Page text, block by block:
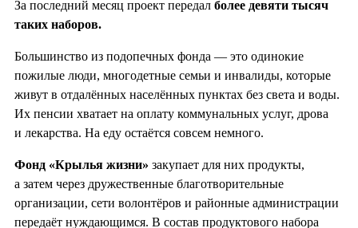
За последний месяц проект передал более девяти тысяч
таких наборов.
Большинство из подопечных фонда — это одинокие
пожилые люди, многодетные семьи и инвалиды, которые
живут в отдалённых населённых пунктах без света и воды.
Их пенсии хватает на оплату коммунальных услуг, дрова
и лекарства. На еду остаётся совсем немного.
Фонд «Крылья жизни» закупает для них продукты,
а затем через дружественные благотворительные
организации, сети волонтёров и районные администрации
передаёт нуждающимся. В состав продуктового набора